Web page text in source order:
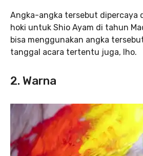
Angka-angka tersebut dipercaya
hoki untuk Shio Ayam di tahun
bisa menggunakan angka
tanggal acara tertentu juga, lho.
2. Warna